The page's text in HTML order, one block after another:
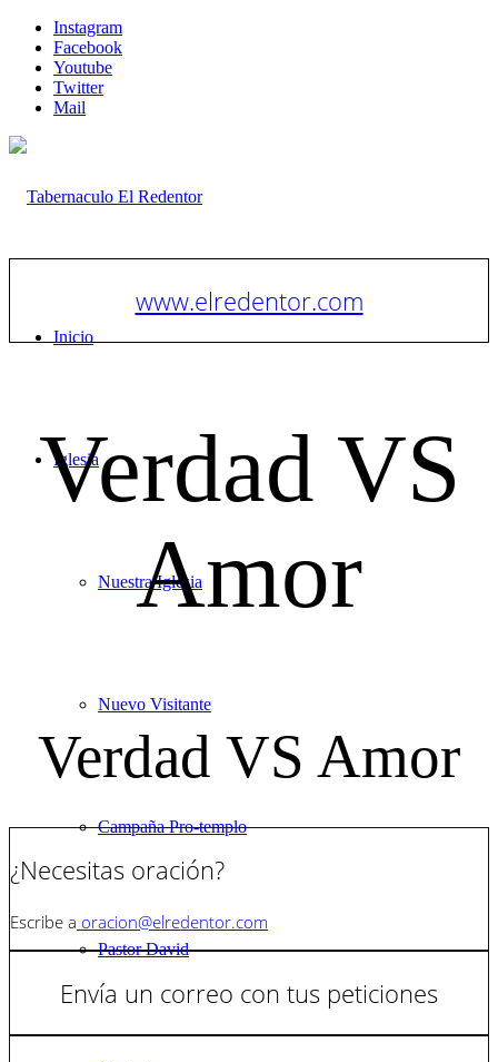
Instagram
Facebook
Youtube
Twitter
Mail
Inicio
Iglesia
Nuestra Iglesia
Nuevo Visitante
Campaña Pro-templo
Pastor David
www.elredentor.com
Verdad VS
Amor
Verdad VS Amor
¿Necesitas oración?
Escribe a oracion@elredentor.com
Envía un correo con tus peticiones